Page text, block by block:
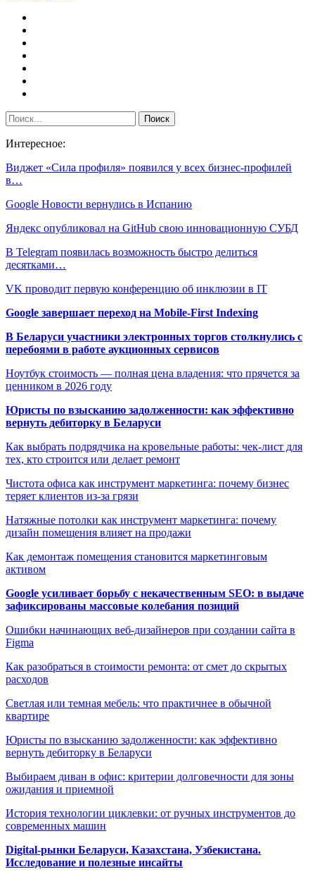
Интересное:
Виджет «Сила профиля» появился у всех бизнес-профилей
в…
Google Новости вернулись в Испанию
Яндекс опубликовал на GitHub свою инновационную СУБД
В Telegram появилась возможность быстро делиться
десятками…
VK проводит первую конференцию об инклюзии в IT
Google завершает переход на Mobile-First Indexing
В Беларуси участники электронных торгов столкнулись с
перебоями в работе аукционных сервисов
Ноутбук стоимость — полная цена владения: что прячется за
ценником в 2026 году
Юристы по взысканию задолженности: как эффективно
вернуть дебиторку в Беларуси
Как выбрать подрядчика на кровельные работы: чек-лист для
тех, кто строится или делает ремонт
Чистота офиса как инструмент маркетинга: почему бизнес
теряет клиентов из-за грязи
Натяжные потолки как инструмент маркетинга: почему
дизайн помещения влияет на продажи
Как демонтаж помещения становится маркетинговым
активом
Google усиливает борьбу с некачественным SEO: в выдаче
зафиксированы массовые колебания позиций
Ошибки начинающих веб-дизайнеров при создании сайта в
Figma
Как разобраться в стоимости ремонта: от смет до скрытых
расходов
Светлая или темная мебель: что практичнее в обычной
квартире
Юристы по взысканию задолженности: как эффективно
вернуть дебиторку в Беларуси
Выбираем диван в офис: критерии долговечности для зоны
ожидания и приемной
История технологии циклевки: от ручных инструментов до
современных машин
Digital-рынки Беларуси, Казахстана, Узбекистана.
Исследование и полезные инсайты